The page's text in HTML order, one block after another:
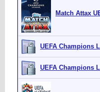
Match Attax
UEFA Champions
UEFA Champions